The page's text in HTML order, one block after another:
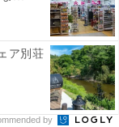
ア別荘
by